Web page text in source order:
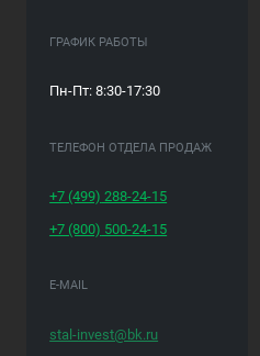
ГРАФИК РАБОТЫ
Пн-Пт: 8:30-17:30
ТЕЛЕФОН ОТДЕЛА ПРОДАЖ
+7 (499) 288-24-15
+7 (800) 500-24-15
E-MAIL
stal-invest@bk.ru